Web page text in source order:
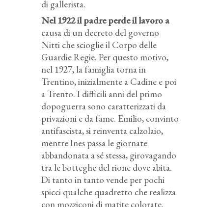
di gallerista.
Nel 1922 il padre perde il lavoro a
causa di un decreto del governo
Nitti che scioglie il Corpo delle
Guardie Regie. Per questo motivo,
nel 1927, la famiglia torna in
Trentino, inizialmente a Cadine e poi
a Trento. I difficili anni del primo
dopoguerra sono caratterizzati da
privazioni e da fame. Emilio, convinto
antifascista, si reinventa calzolaio,
mentre Ines passa le giornate
abbandonata a sé stessa, girovagando
tra le botteghe del rione dove abita.
Di tanto in tanto vende per pochi
spicci qualche quadretto che realizza
con mozziconi di matite colorate.